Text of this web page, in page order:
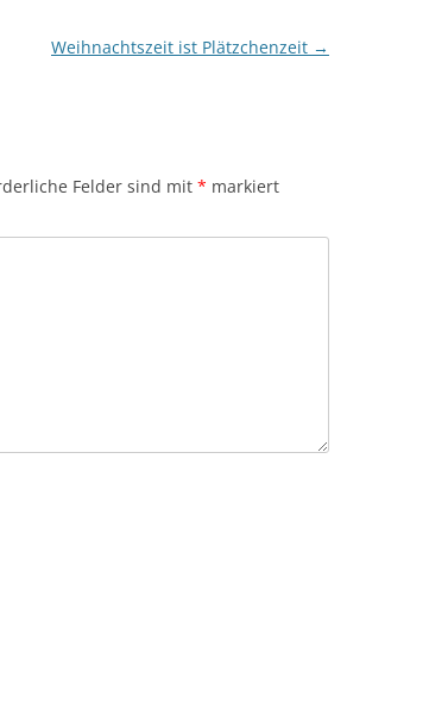
Weihnachtszeit ist Plätzchenzeit →
Felder sind mit * markiert